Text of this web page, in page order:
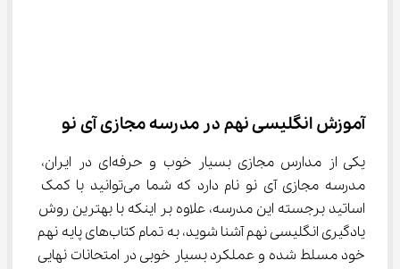
آموزش انگلیسی نهم در مدرسه مجازی آی نو
یکی از مدارس مجازی بسیار خوب و حرفه‌ای در ایران،
مدرسه مجازی آی نو نام دارد که شما می‌توانید با کمک
اساتید برجسته این مدرسه، علاوه بر اینکه با بهترین روش
یادگیری انگلیسی نهم آشنا شوید، به تمام کتاب‌های پایه نهم
خود مسلط شده و عملکرد بسیار خوبی در امتحانات نهایی